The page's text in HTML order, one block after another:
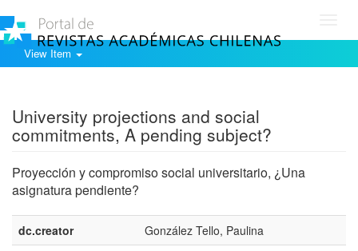
View Item
University projections and social
commitments, A pending subject?
Proyección y compromiso social universitario, ¿Una
asignatura pendiente?
dc.creator
González Tello, Paulina